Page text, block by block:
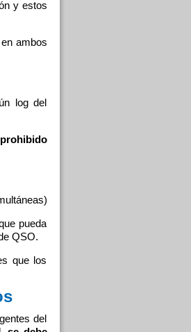
y estos
ambos
log del
pueda
QSO.
que los
del